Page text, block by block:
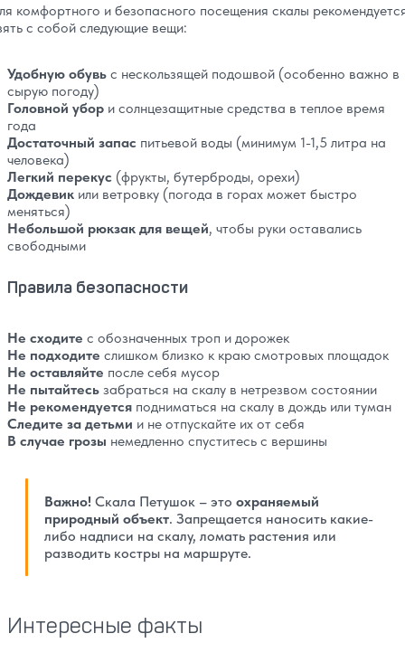
комфортного и безопасного посещения скалы
с собой следующие вещи:
Удобную обувь с нескользящей подошвой (особенно важно в
сырую погоду)
Головной убор и солнцезащитные средства в теплое время
года
Достаточный запас питьевой воды (минимум 1-1,5 литра на
человека)
Легкий перекус (фрукты, бутерброды, орехи)
Дождевик или ветровку (погода в горах может быстро
меняться)
Небольшой рюкзак для вещей, чтобы руки оставались
свободными
Правила безопасности
Не сходите с обозначенных троп и дорожек
Не подходите слишком близко к краю смотровых площадок
Не оставляйте после себя мусор
Не пытайтесь забраться на скалу в нетрезвом состоянии
Не рекомендуется подниматься на скалу в дождь или туман
Следите за детьми и не отпускайте их от себя
В случае грозы немедленно спуститесь с вершины
Важно! Скала Петушок – этоохраняемый
природный объект. Запрещается наносить какие-
либо надписи на скалу, ломать растения или
разводить костры на маршруте.
Интересные факты